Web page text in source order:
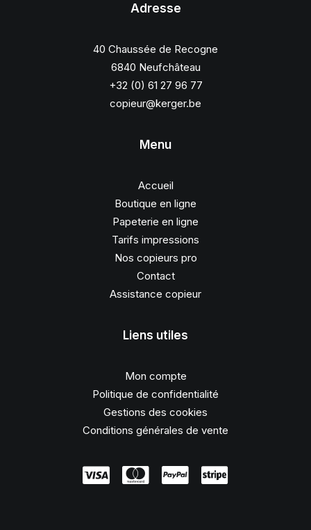
Adresse
40 Chaussée de Recogne
6840 Neufchâteau
+32 (0) 61 27 96 77
copieur@kerger.be
Menu
Accueil
Boutique en ligne
Papeterie en ligne
Tarifs impressions
Nos copieurs pro
Contact
Assistance copieur
Liens utiles
Mon compte
Politique de confidentialité
Gestions des cookies
Conditions générales de vente